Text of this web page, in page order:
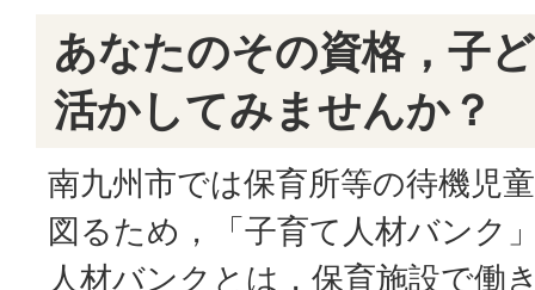
あなたのその資格，子
活かしてみませんか？
南九州市では保育所等の待機児
図るため，「子育て人材バンク
人材バンクとは，保育施設で働